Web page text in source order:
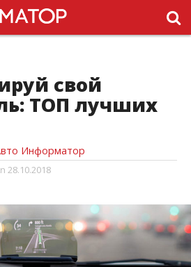
свой
ТОП лучших
Информатор
28.10.2018